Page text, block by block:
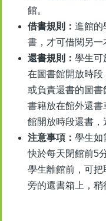
館。
借書規則： 進館的
書，才可借閱另一
還書規則： 學生可
在圖書館開放時
或負責還書的圖
書籍放在館外還
館開放時段還書，
注意事項： 學生如
快於每天閉館前5
學生離館前，可
旁的還書箱上，稍